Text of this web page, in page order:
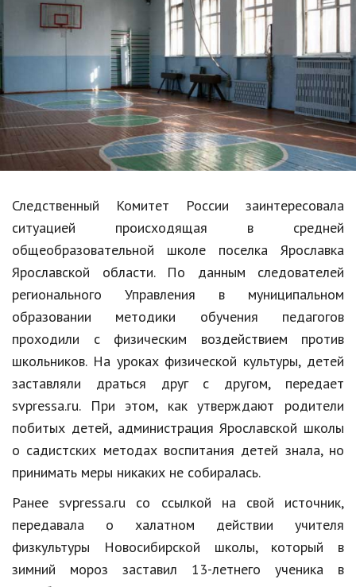
Политика
Образование
Культура
Авто, мото
Знаменитости
Статьи
Обзоры
Рецепты
Красота и здоровье
Hi-Tech. Интернет
Авто, мото
Дом и сад
Спорт и фитнес
Психология и отношения
Следственный Комитет России заинтересовала
ситуацией происходящая в средней
общеобразовательной школе поселка Ярославка
Ярославской области. По данным следователей
регионального Управления в муниципальном
образовании методики обучения педагогов
проходили с физическим воздействием против
школьников. На уроках физической культуры, детей
заставляли драться друг с другом, передает
svpressa.ru. При этом, как утверждают родители
побитых детей, администрация Ярославской школы
о садистских методах воспитания детей знала, но
принимать меры никаких не собиралась.
Ранее svpressa.ru со ссылкой на свой источник,
передавала о халатном действии учителя
физкультуры Новосибирской школы, который в
зимний мороз заставил 13-летнего ученика в